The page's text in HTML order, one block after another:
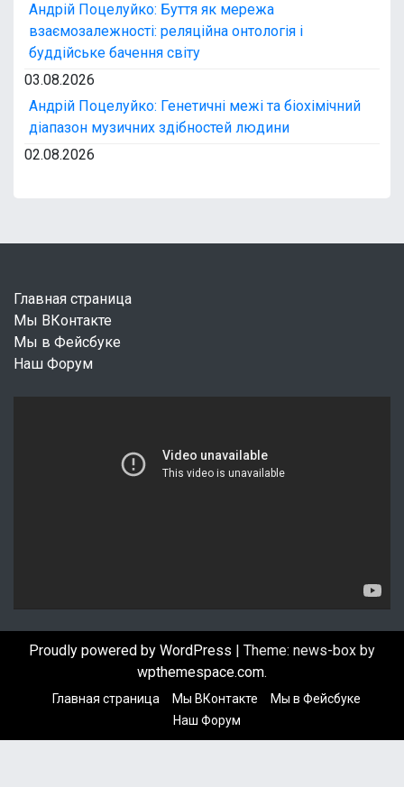
Андрій Поцелуйко: Буття як мережа
взаємозалежності: реляційна онтологія і
буддійське бачення світу
03.08.2026
Андрій Поцелуйко: Генетичні межі та біохімічний
діапазон музичних здібностей людини
02.08.2026
Главная страница
Мы ВКонтакте
Мы в Фейсбуке
Наш Форум
Proudly powered by WordPress | Theme: news-box by
wpthemespace.com.
Главная страница Мы ВКонтакте
Мы в Фейсбуке
Наш Форум